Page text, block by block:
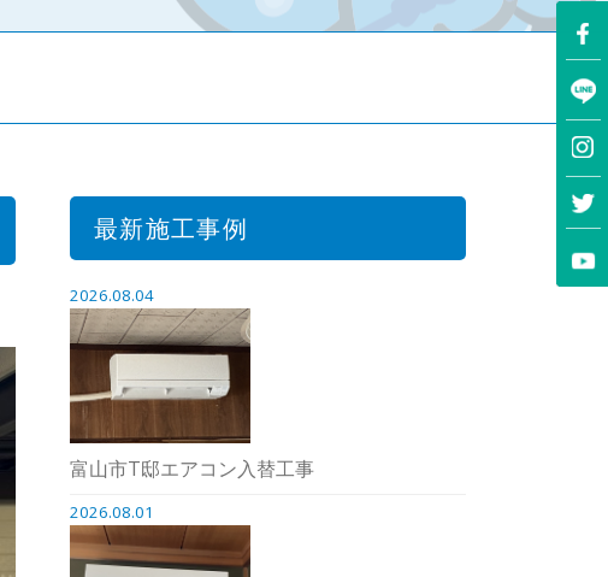
最新施工事例
2026.08.04
富山市T邸エアコン入替工事
2026.08.01